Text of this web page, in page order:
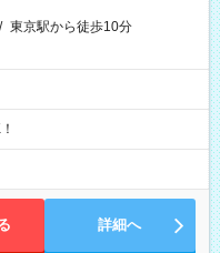
/ 東京駅から徒歩10分
詳細へ